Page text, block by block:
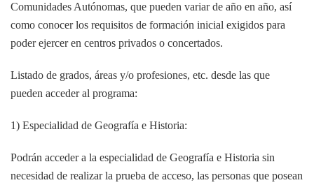
Comunidades Autónomas, que pueden variar de año en año, así
como conocer los requisitos de formación inicial exigidos para
poder ejercer en centros privados o concertados.
Listado de grados, áreas y/o profesiones, etc. desde las que
pueden acceder al programa:
1) Especialidad de Geografía e Historia:
Podrán acceder a la especialidad de Geografía e Historia sin
necesidad de realizar la prueba de acceso, las personas que posean